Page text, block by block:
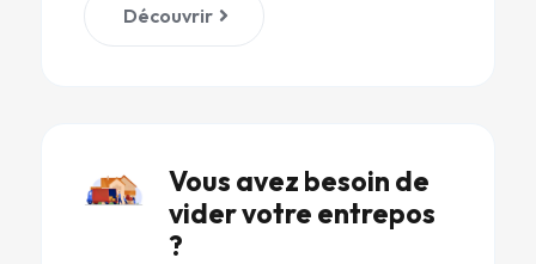
Découvrir
Vous avez besoin de
vider votre entrepos
?